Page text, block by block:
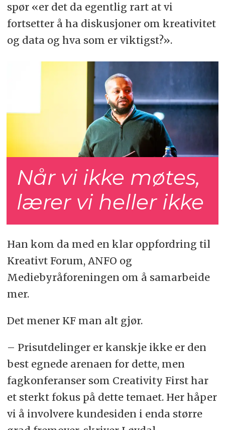
spør «er det da egentlig rart at vi
fortsetter å ha diskusjoner om kreativitet
og data og hva som er viktigst?».
Når vi ikke møtes,
lærer vi heller ikke
Han kom da med en klar oppfordring til
Kreativt Forum, ANFO og
Mediebyråforeningen om å samarbeide
mer.
Det mener KF man alt gjør.
– Prisutdelinger er kanskje ikke er den
best egnede arenaen for dette, men
fagkonferanser som Creativity First har
et sterkt fokus på dette temaet. Her håper
vi å involvere kundesiden i enda større